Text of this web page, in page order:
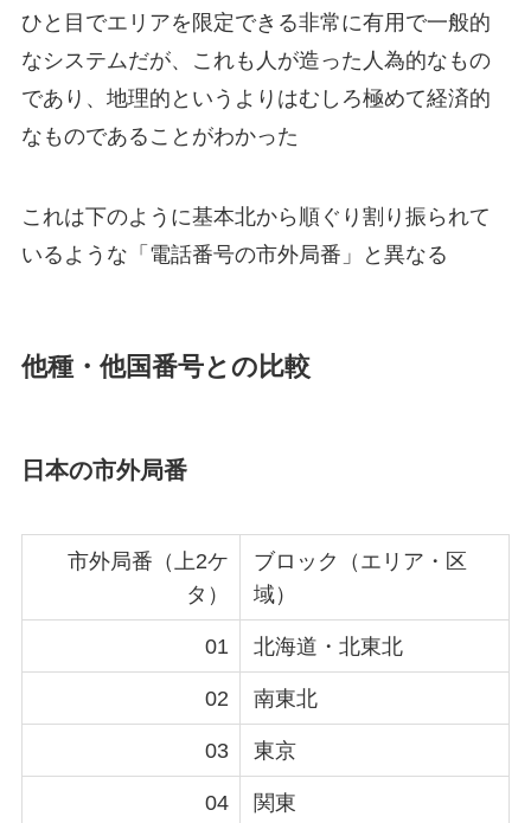
ひと目でエリアを限定できる非常に有用で一般的
なシステムだが、これも人が造った人為的なもの
であり、 地理的というよりはむしろ極めて経済的
なものであることがわかった
これは下のように基本北から順ぐり割り振られて
いるような「 電話番号の市外局番 」と異なる
他種・他国番号との比較
日本の市外局番
市外局番（上2ケ
タ）
ブロック（エリア・区
域）
01 北海道・北東北
02 南東北
03 東京
04 関東